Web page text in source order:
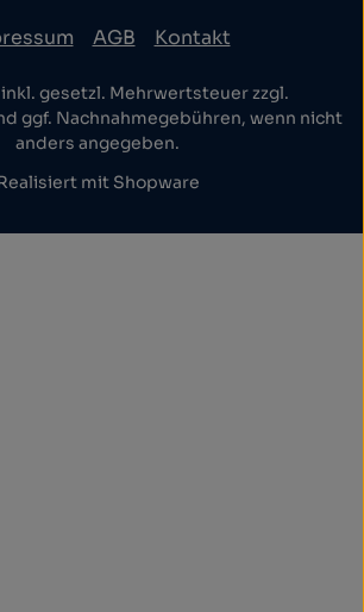
AGB Kontakt
gesetzl. Mehrwertsteuer zzgl.
ggf. Nachnahmegebühren, wenn nicht
anders angegeben.
mit Shopware